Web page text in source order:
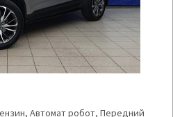
Автомат робот, Передний